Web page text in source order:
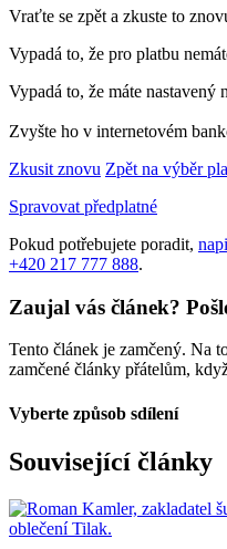
Vraťte se zpět a zkuste to
Vypadá to, že pro platbu
Vypadá to, že máte
Zvyšte ho v internetovém
Zkusit znovu Zpět na výběr
Spravovat předplatné
Pokud potřebujete poradit,
+420 217 777 888.
Zaujal vás článek?
Tento článek je zamčený. Na
zamčené články přátelům,
Vyberte způsob sdílení
Související články